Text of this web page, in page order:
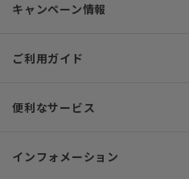
キャンペーン情報
ご利用ガイド
便利なサービス
インフォメーション